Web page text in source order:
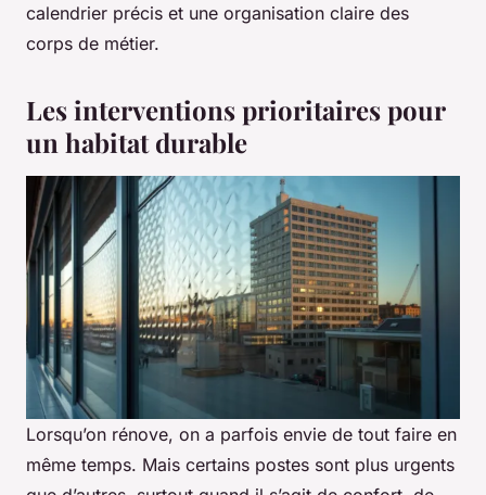
calendrier précis et une organisation claire des
corps de métier.
Les interventions prioritaires pour
un habitat durable
Lorsqu’on rénove, on a parfois envie de tout faire en
même temps. Mais certains postes sont plus urgents